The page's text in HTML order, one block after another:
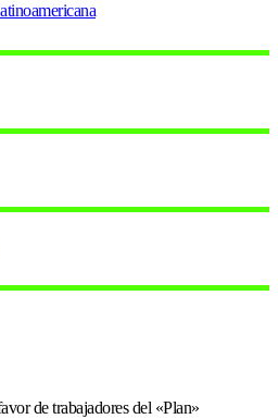
de trabajadores del «Plan»